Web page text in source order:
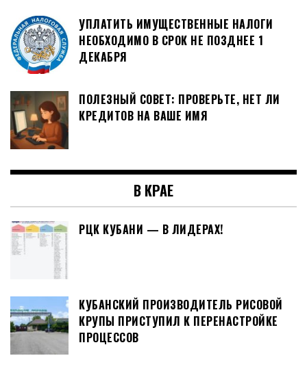
УПЛАТИТЬ ИМУЩЕСТВЕННЫЕ НАЛОГИ
НЕОБХОДИМО В СРОК НЕ ПОЗДНЕЕ 1
ДЕКАБРЯ
ПОЛЕЗНЫЙ СОВЕТ: ПРОВЕРЬТЕ, НЕТ ЛИ
КРЕДИТОВ НА ВАШЕ ИМЯ
В КРАЕ
РЦК КУБАНИ — В ЛИДЕРАХ!
КУБАНСКИЙ ПРОИЗВОДИТЕЛЬ РИСОВОЙ
КРУПЫ ПРИСТУПИЛ К ПЕРЕНАСТРОЙКЕ
ПРОЦЕССОВ